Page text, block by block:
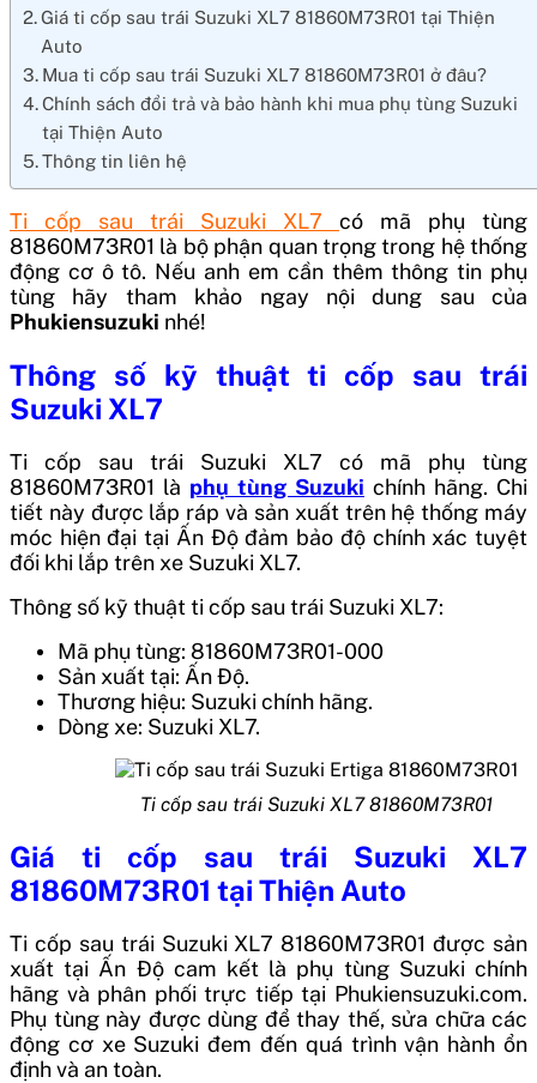
Giá ti cốp sau trái Suzuki XL7 81860M73R01 tại Thiện
Auto
Mua ti cốp sau trái Suzuki XL7 81860M73R01 ở đâu?
Chính sách đổi trả và bảo hành khi mua phụ tùng Suzuki
tại Thiện Auto
Thông tin liên hệ
Ti cốp sau trái Suzuki XL7 có mã phụ tùng
81860M73R01 là bộ phận quan trọng trong hệ thống
động cơ ô tô. Nếu anh em cần thêm thông tin phụ
tùng hãy tham khảo ngay nội dung sau của
Phukiensuzuki nhé!
Thông số kỹ thuậtti cốp sau trái
Suzuki XL7
Ti cốp sau trái Suzuki XL7 có mã phụ tùng
81860M73R01 là phụ tùng Suzuki chính hãng. Chi
tiết này được lắp ráp và sản xuất trên hệ thống máy
móc hiện đại tại Ấn Độđảm bảo độ chính xác tuyệt
đối khi lắp trên xe Suzuki XL7.
Thông số kỹ thuật ti cốp sau trái Suzuki XL7:
Mã phụ tùng: 81860M73R01-000
Sản xuất tại: Ấn Độ.
Thương hiệu: Suzuki chính hãng.
Dòng xe: Suzuki XL7.
Ti cốp sau trái Suzuki XL7 81860M73R01
Giá ti cốp sau trái Suzuki XL7
81860M73R01 tại Thiện Auto
Ti cốp sau trái Suzuki XL7 81860M73R01được sản
xuất tại Ấn Độcam kết là phụ tùng Suzuki chính
hãng và phân phối trực tiếp tại Phukiensuzuki.com.
Phụ tùng này được dùng để thay thế, sửa chữa các
động cơ xe Suzuki đem đến quá trình vận hành ổn
định và an toàn.